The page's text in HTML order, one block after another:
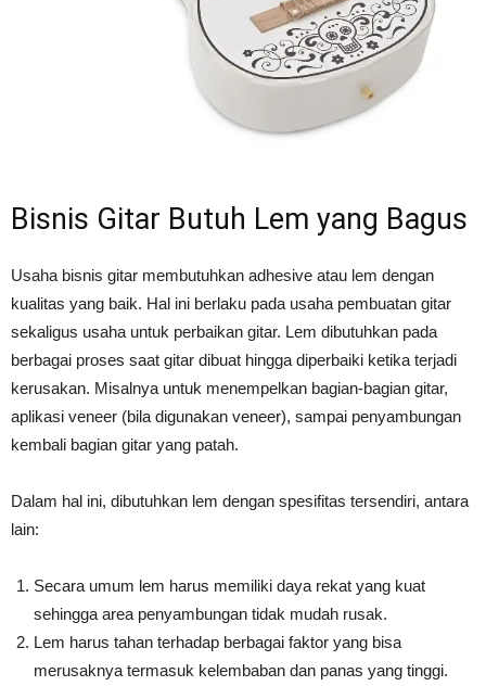
Bisnis Gitar Butuh Lem yang Bagus
Usaha bisnis gitar membutuhkan adhesive atau lem dengan
kualitas yang baik. Hal ini berlaku pada usaha pembuatan gitar
sekaligus usaha untuk perbaikan gitar. Lem dibutuhkan pada
berbagai proses saat gitar dibuat hingga diperbaiki ketika terjadi
kerusakan. Misalnya untuk menempelkan bagian-bagian gitar,
aplikasi veneer (bila digunakan veneer), sampai penyambungan
kembali bagian gitar yang patah.
Dalam hal ini, dibutuhkan lem dengan spesifitas tersendiri, antara
lain:
Secara umum lem harus memiliki daya rekat yang kuat
sehingga area penyambungan tidak mudah rusak.
Lem harus tahan terhadap berbagai faktor yang bisa
merusaknya termasuk kelembaban dan panas yang tinggi.